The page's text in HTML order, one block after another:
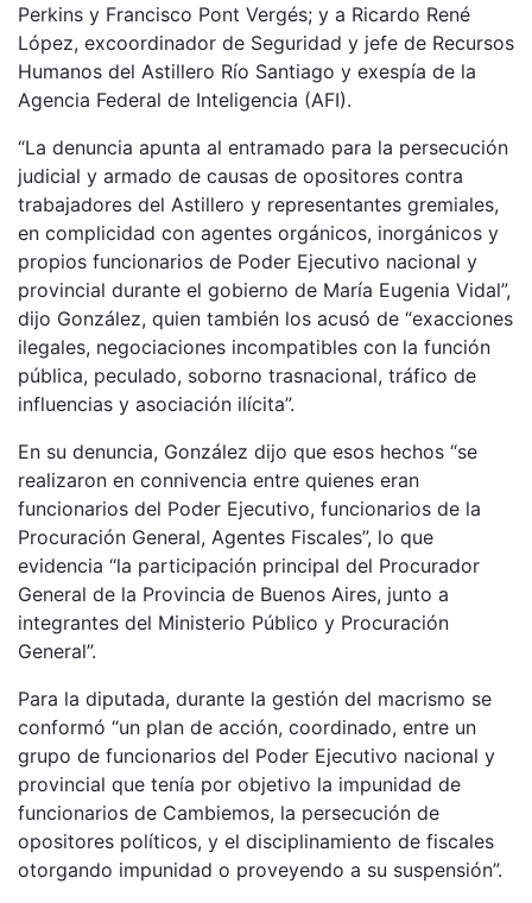
Perkins y Francisco Pont Vergés; y a Ricardo René
López, excoordinador de Seguridad y jefe de Recursos
Humanos del Astillero Río Santiago y exespía de la
Agencia Federal de Inteligencia (AFI).
“La denuncia apunta al entramado para la persecución
judicial y armado de causas de opositores contra
trabajadores del Astillero y representantes gremiales,
en complicidad con agentes orgánicos, inorgánicos y
propios funcionarios de Poder Ejecutivo nacional y
provincial durante el gobierno de María Eugenia Vidal”,
dijo González, quien también los acusó de “exacciones
ilegales, negociaciones incompatibles con la función
pública, peculado, soborno trasnacional, tráfico de
influencias y asociación ilícita”.
En su denuncia, González dijo que esos hechos “se
realizaron en connivencia entre quienes eran
funcionarios del Poder Ejecutivo, funcionarios de la
Procuración General, Agentes Fiscales”, lo que
evidencia “la participación principal del Procurador
General de la Provincia de Buenos Aires, junto a
integrantes del Ministerio Público y Procuración
General”.
Para la diputada, durante la gestión del macrismo se
conformó “un plan de acción, coordinado, entre un
grupo de funcionarios del Poder Ejecutivo nacional y
provincial que tenía por objetivo la impunidad de
funcionarios de Cambiemos, la persecución de
opositores políticos, y el disciplinamiento de fiscales
otorgando impunidad o proveyendo a su suspensión”.